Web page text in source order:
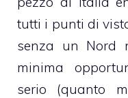
tutti i punti di
senza un Nord
minima
serio (quanto